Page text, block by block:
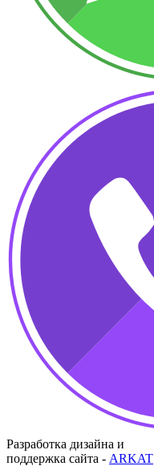
Разработка дизайна и
поддержка сайта - ARKAT